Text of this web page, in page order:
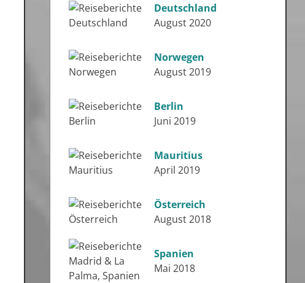
Deutschland
August 2020
Norwegen
August 2019
Berlin
Juni 2019
Mauritius
April 2019
Österreich
August 2018
Spanien
Mai 2018